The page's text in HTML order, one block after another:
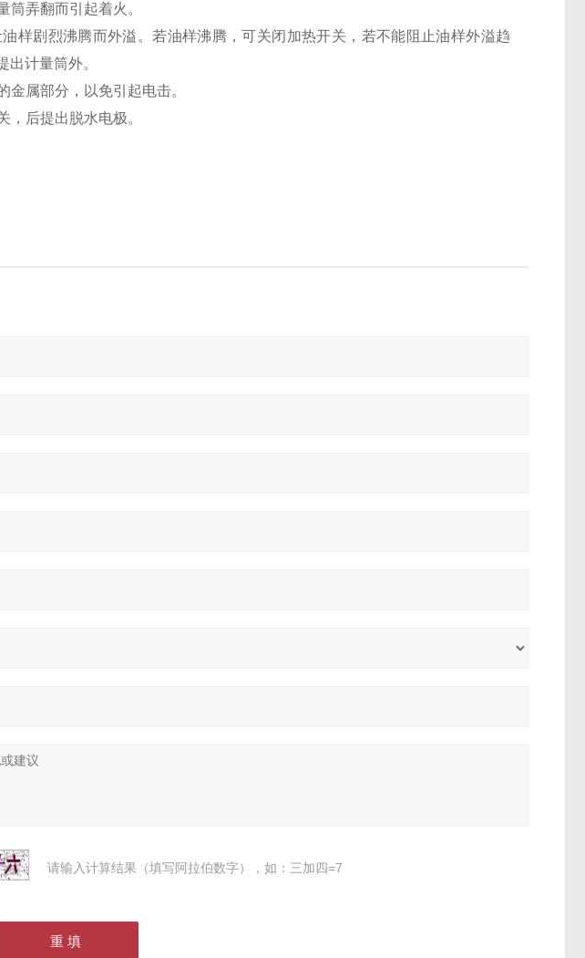
筒弄翻而引起着火。
样剧烈沸腾而外溢。若油样沸腾，可关闭加热开关，若不能阻止油样外溢趋
计量筒外。
金属部分，以免引起电击。
，后提出脱水电极。
请输入计算结果（填写阿拉伯数字），如：三加四=7